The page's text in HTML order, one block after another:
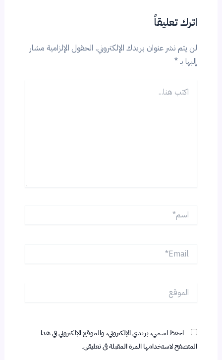
اترك تعليقاً
لن يتم نشر عنوان بريدك الإلكتروني. الحقول الإلزامية مشار
إليها بـ*
هنا...
اسم*
Email*
الموقع
احفظ اسمي، بريدي الإلكتروني، والموقع الإلكتروني في هذا
المتصفح لاستخدامها المرة المقبلة في تعليقي.